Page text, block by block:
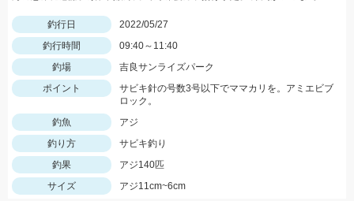
釣行日
2022/05/27
釣行時間
09:40～11:40
釣場
吉良サンライズパーク
ポイント
サビキ針の号数3号以下でママカリを。アミエビブ
ロック。
釣魚
アジ
釣り方
サビキ釣り
釣果
アジ140匹
サイズ
アジ11cm~6cm